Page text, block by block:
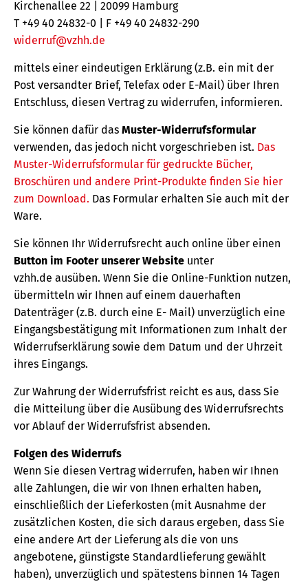
Kirchenallee 22 | 20099 Hamburg
T +49 40 24832-0 | F +49 40 24832-290
widerruf@vzhh.de
mittels einer eindeutigen Erklärung (z.B. ein mit der
Post versandter Brief, Telefax oder E-Mail) über Ihren
Entschluss, diesen Vertrag zu widerrufen, informieren.
Sie können dafür das Muster-Widerrufsformular
verwenden, das jedoch nicht vorgeschrieben ist. Das
Muster-Widerrufsformular für gedruckte Bücher,
Broschüren und andere Print-Produkte finden Sie hier
zum Download. Das Formular erhalten Sie auch mit der
Ware.
Sie können Ihr Widerrufsrecht auch online über einen
Button im Footer unserer Website unter
vzhh.de ausüben. Wenn Sie die Online-Funktion nutzen,
übermitteln wir Ihnen auf einem dauerhaften
Datenträger (z.B. durch eine E- Mail) unverzüglich eine
Eingangsbestätigung mit Informationen zum Inhalt der
Widerrufserklärung sowie dem Datum und der Uhrzeit
ihres Eingangs.
Zur Wahrung der Widerrufsfrist reicht es aus, dass Sie
die Mitteilung über die Ausübung des Widerrufsrechts
vor Ablauf der Widerrufsfrist absenden.
Folgen des Widerrufs
Wenn Sie diesen Vertrag widerrufen, haben wir Ihnen
alle Zahlungen, die wir von Ihnen erhalten haben,
einschließlich der Lieferkosten (mit Ausnahme der
zusätzlichen Kosten, die sich daraus ergeben, dass Sie
eine andere Art der Lieferung als die von uns
angebotene, günstigste Standardlieferung gewählt
haben), unverzüglich und spätestens binnen 14 Tagen